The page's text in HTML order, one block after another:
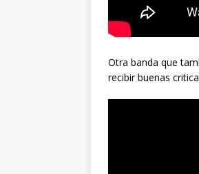
Otra banda que
recibir buenas